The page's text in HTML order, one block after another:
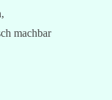
machbar